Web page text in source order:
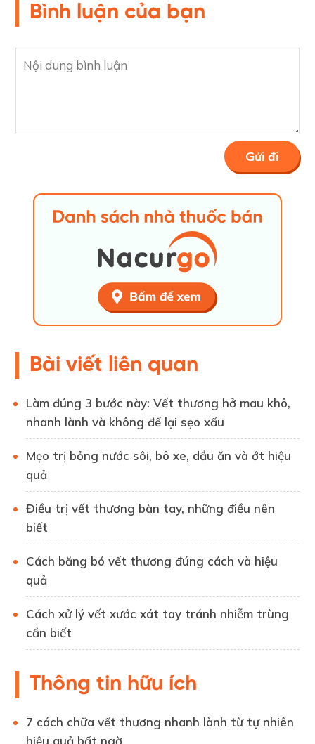
Bình luận của bạn
Bài viết liên quan
Làm đúng 3 bước này: Vết thương hở mau khô,
nhanh lành và không để lại sẹo xấu
Mẹo trị bỏng nước sôi, bô xe, dầu ăn và ớt hiệu
quả
Điều trị vết thương bàn tay, những điều nên
biết
Cách băng bó vết thương đúng cách và hiệu
quả
Cách xử lý vết xước xát tay tránh nhiễm trùng
cần biết
Thông tin hữu ích
7 cách chữa vết thương nhanh lành từ tự nhiên
hiệu quả bất ngờ